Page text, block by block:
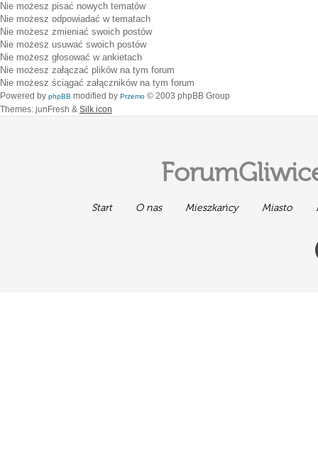
Nie możesz pisać nowych tematów
Nie możesz odpowiadać w tematach
Nie możesz zmieniać swoich postów
Nie możesz usuwać swoich postów
Nie możesz głosować w ankietach
Nie możesz załączać plików na tym forum
Nie możesz ściągać załączników na tym forum
Powered by phpBB modified by Przemo © 2003 phpBB Group
Themes: junFresh & Silk icon
Start O nas Mieszkańcy Miasto